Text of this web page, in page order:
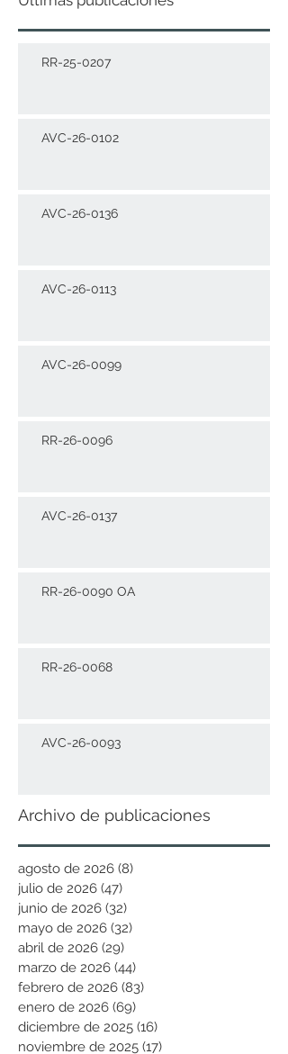
RR-25-0207
AVC-26-0102
AVC-26-0136
AVC-26-0113
AVC-26-0099
RR-26-0096
AVC-26-0137
RR-26-0090 OA
RR-26-0068
AVC-26-0093
Archivo de publicaciones
agosto de 2026 (8)
julio de 2026 (47)
junio de 2026 (32)
mayo de 2026 (32)
abril de 2026 (29)
marzo de 2026 (44)
febrero de 2026 (83)
enero de 2026 (69)
diciembre de 2025 (16)
noviembre de 2025 (17)